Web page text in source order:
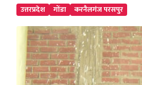
उत्तरप्रदेश गोंडा करनैलगंज परसपुर